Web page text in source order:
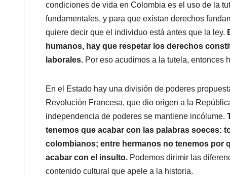
condiciones de vida en Colombia es el uso de la
fundamentales, y para que existan derechos
quiere decir que el individuo está antes que la ley.
humanos, hay que respetar los derechos
laborales. Por eso acudimos a la tutela, entonces
En el Estado hay una división de poderes
Revolución Francesa, que dio origen a la
independencia de poderes se mantiene incólume.
tenemos que acabar con las palabras soeces:
colombianos; entre hermanos no tenemos por
acabar con el insulto. Podemos dirimir las
contenido cultural que apele a la historia.